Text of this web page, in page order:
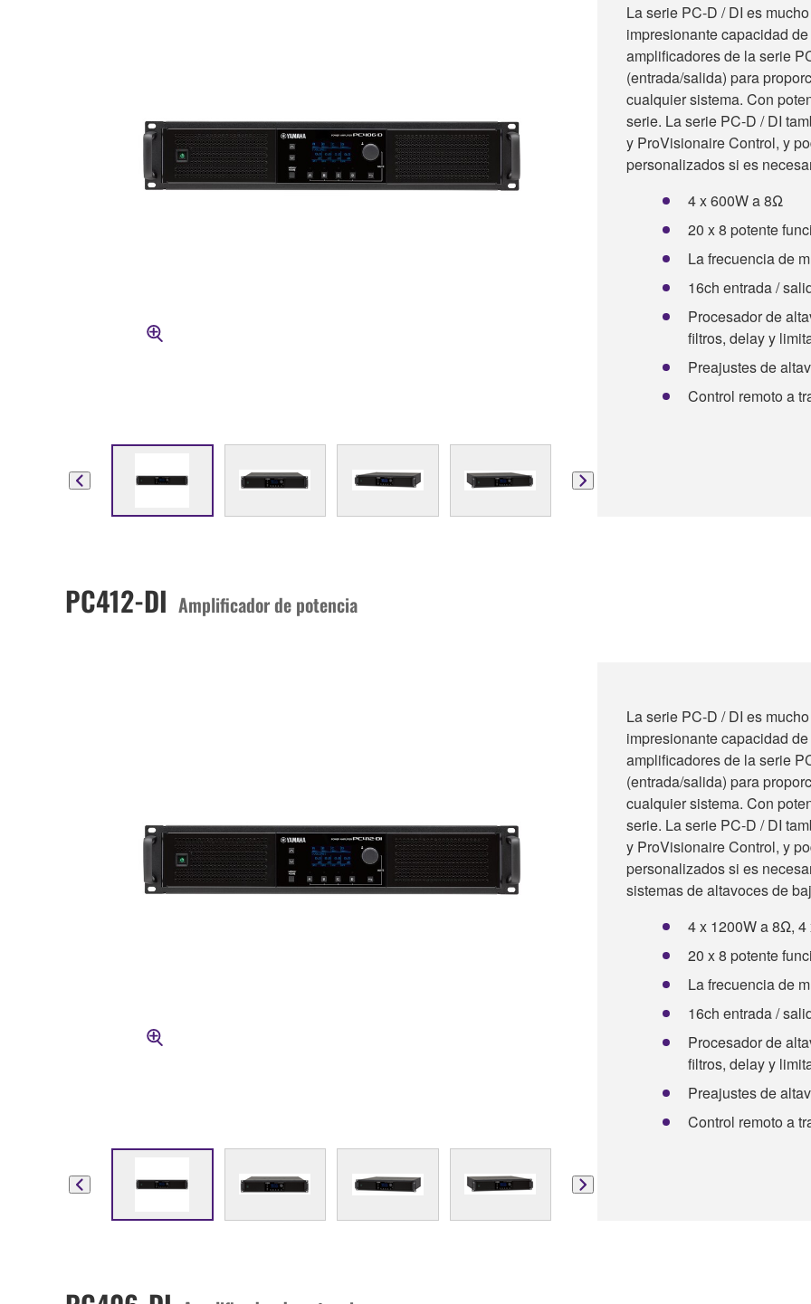
La serie PC-D / DI es
impresionante capacidad
amplificadores de la serie
(entrada/salida) para
cualquier sistema. Con
serie. La serie PC-D / DI
y ProVisionaire Control, y
personalizados si es
4 x 600W a 8Ω
20 x 8 potente
La frecuencia de
16ch entrada /
Procesador de
filtros, delay y
Preajustes de
Control remoto a
PC412-DI Amplificador de potencia
La serie PC-D / DI es
impresionante capacidad
amplificadores de la serie
(entrada/salida) para
cualquier sistema. Con
serie. La serie PC-D / DI
y ProVisionaire Control, y
personalizados si es
sistemas de altavoces de
4 x 1200W a 8Ω,
20 x 8 potente
La frecuencia de
16ch entrada /
Procesador de
filtros, delay y
Preajustes de
Control remoto a